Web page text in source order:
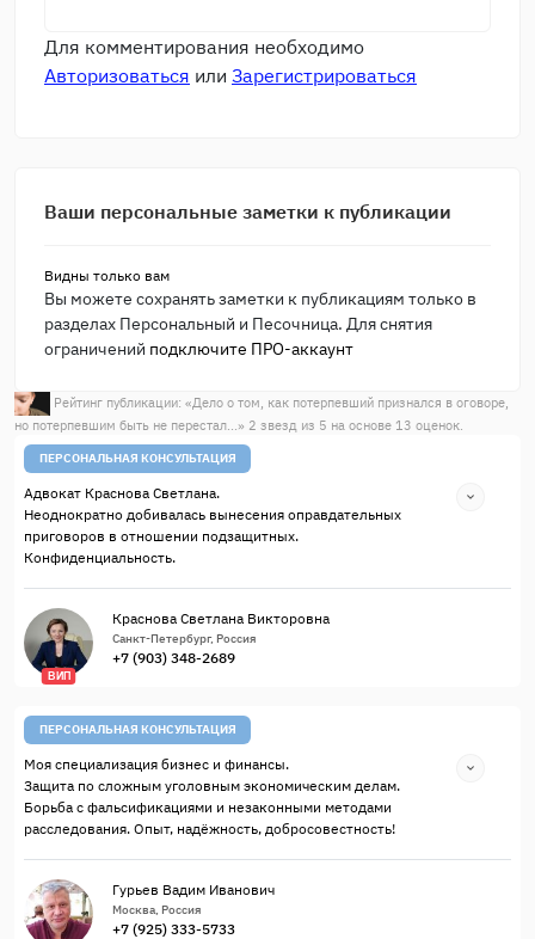
Для комментирования необходимо
Авторизоваться или Зарегистрироваться
Ваши персональные заметки к публикации
Видны только вам
Вы можете сохранять заметки к публикациям только в
разделах Персональный и Песочница. Для снятия
ограничений подключите ПРО-аккаунт
Рейтинг публикации: «Дело о том, как потерпевший признался в оговоре,
но потерпевшим быть не перестал... » 2 звезд из 5 на основе 13 оценок.
ПЕРСОНАЛЬНАЯ КОНСУЛЬТАЦИЯ
Адвокат Краснова Светлана.
Неоднократно добивалась вынесения оправдательных
приговоров в отношении подзащитных.
Конфиденциальность.
ВИП
Краснова Светлана Викторовна
Санкт-Петербург, Россия
+7 (903) 348-2689
ПЕРСОНАЛЬНАЯ КОНСУЛЬТАЦИЯ
Моя специализация бизнес и финансы.
Защита по сложным уголовным экономическим делам.
Борьба с фальсификациями и незаконными методами
расследования. Опыт, надёжность, добросовестность!
Гурьев Вадим Иванович
Москва, Россия
+7 (925) 333-5733